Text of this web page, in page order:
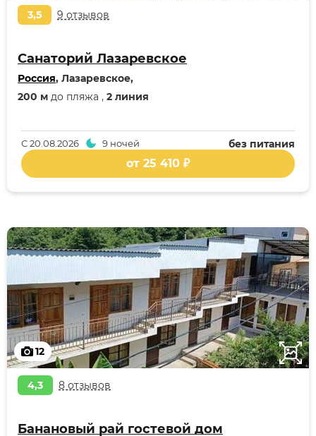
3,5 9 отзывов
Cанаторий Лазаревское
Россия, Лазаревское,
200 м до пляжа , 2 линия
без питания
С20.08.2026 9 ночей
от 25 410 ₽
12
4,3 8 отзывов
Банановый рай гостевой дом